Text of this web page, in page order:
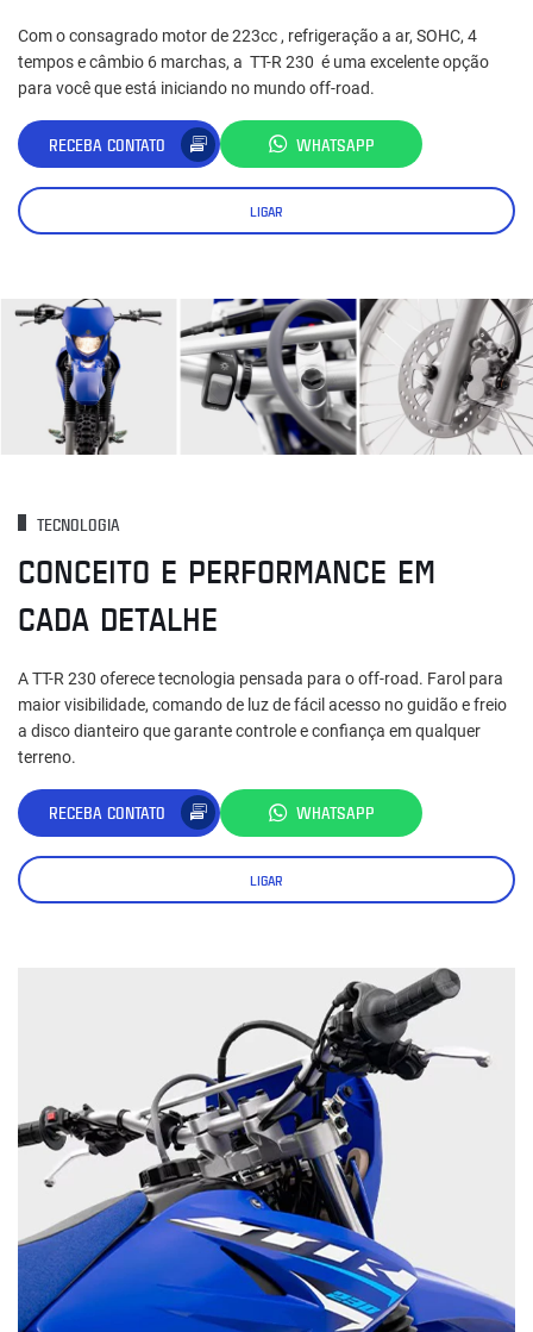
Com o consagrado motor de 223cc , refrigeração a ar, SOHC, 4
tempos e câmbio 6 marchas, a TT-R 230 é uma excelente opção
para você que está iniciando no mundo off-road.
RECEBA CONTATO WHATSAPP
LIGAR
TECNOLOGIA
CONCEITO E PERFORMANCE EM
CADA DETALHE
A TT-R 230 oferece tecnologia pensada para o off-road. Farol para
maior visibilidade, comando de luz de fácil acesso no guidão e freio
a disco dianteiro que garante controle e confiança em qualquer
terreno.
RECEBA CONTATO WHATSAPP
LIGAR